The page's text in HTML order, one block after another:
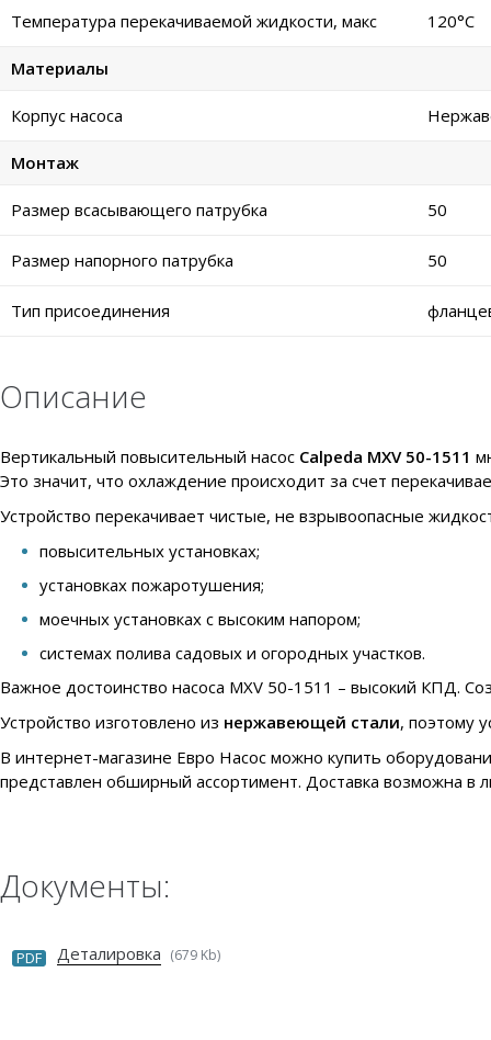
Температура перекачиваемой жидкости, макс 120°C
Материалы
Корпус насоса
Монтаж
Размер всасывающего патрубка 50
Размер напорного патрубка 50
Тип присоединения
Описание
Вертикальный повысительный насос Calpeda MXV 50-1511
Это значит, что охлаждение происходит за счет
Устройство перекачивает чистые, не взрывоопасные
повысительных установках;
установках пожаротушения;
моечных установках с высоким напором;
системах полива садовых и огородных участков.
Важное достоинство насоса MXV 50-1511 – высокий КПД.
Устройство изготовлено из нержавеющей стали, поэтому
В интернет-магазине Евро Насос можно купить
представлен обширный ассортимент. Доставка возможна в
Документы:
PDF Деталировка (679 Kb)